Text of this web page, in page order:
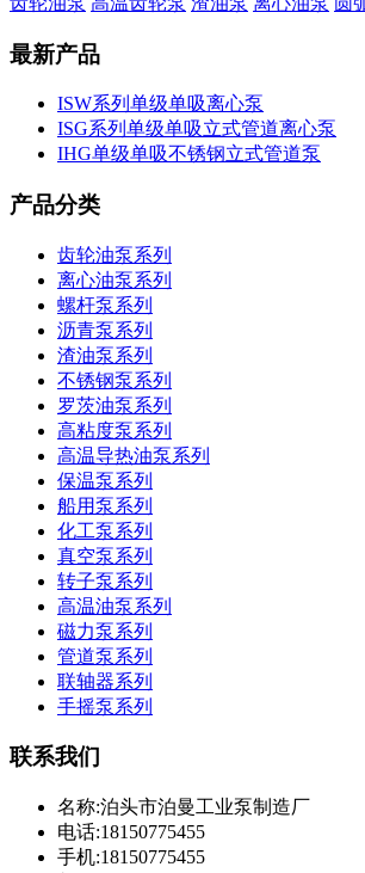
最新产品
ISW系列单级单吸离心泵
ISG系列单级单吸立式管道离心泵
IHG单级单吸不锈钢立式管道泵
产品分类
齿轮油泵系列
离心油泵系列
螺杆泵系列
沥青泵系列
渣油泵系列
不锈钢泵系列
罗茨油泵系列
高粘度泵系列
高温导热油泵系列
保温泵系列
船用泵系列
化工泵系列
真空泵系列
转子泵系列
高温油泵系列
磁力泵系列
管道泵系列
联轴器系列
手摇泵系列
联系我们
名称:泊头市泊曼工业泵制造厂
电话:18150775455
手机:18150775455